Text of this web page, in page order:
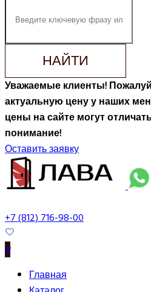
НАЙТИ
Уважаемые клиенты!
актуальную цену у наших
цены на сайте могут
понимание!
Оставить заявку
+7 (812) 716-98-00
0
Главная